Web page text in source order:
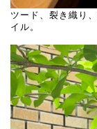
ツード、裂き織り
イル。